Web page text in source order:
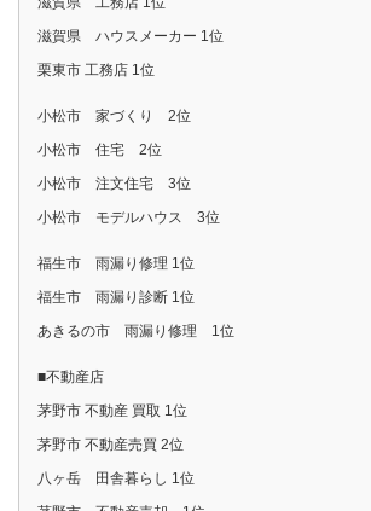
滋賀県 ハウスメーカー 1位
栗東市 工務店 1位
小松市 家づくり 2位
小松市 住宅 2位
小松市 注文住宅 3位
小松市 モデルハウス 3位
福生市 雨漏り修理 1位
福生市 雨漏り診断 1位
あきるの市 雨漏り修理 1位
■不動産店
茅野市 不動産 買取 1位
茅野市 不動産売買 2位
八ヶ岳 田舎暮らし 1位